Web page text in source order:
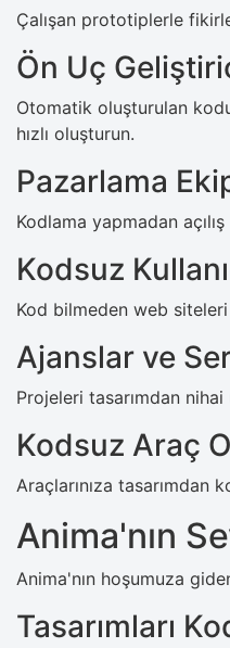
Çalışan prototiplerle
Ön Uç
Otomatik oluşturulan
hızlı oluşturun.
Pazarlama
Kodlama yapmadan
Kodsuz
Kod bilmeden web
Ajanslar ve
Projeleri tasarımdan nihai
Kodsuz Araç
Araçlarınıza tasarımdan
Anima'nın
Anima'nın hoşumuza
Tasarımları